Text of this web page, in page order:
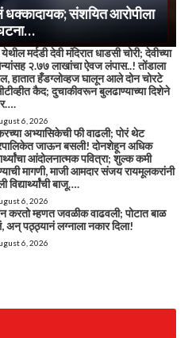
धक्कादायक; संशयित आरोपीला
मर्दडी देवी मंदिरात धाडसी चोरी; देवीच्या
२.७७ लाखांचा ऐवज लंपास..! तोंडाला
हातात हँडग्लोव्हज घालून आले दोन चोरटे
कैद; दुचाकीवरून बुलढाण्याच्या दिशेने
6, 2026
अभ्यासिकेची फी वाढली; पोरं थेट
जाऊन बसली! दोनशेहून अधिक
आंदोलनात्मक पवित्रा; शुल्क कमी
मागणी, माजी आमदार संजय रायमूलकरांनी
विद्यार्थ्यांची बाजू….
6, 2026
करतो म्हणत जवळीक वाढवली; पोटात बाळ
पठ्ठ्यानं लग्नाला नकार दिला!
6, 2026